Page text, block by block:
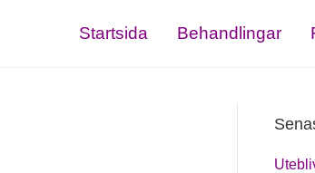
Startsida Behandlingar